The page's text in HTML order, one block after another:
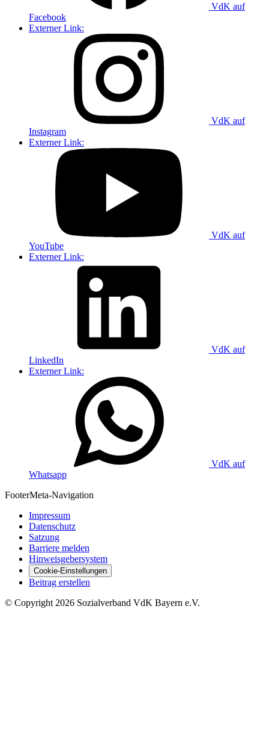
VdK auf
Facebook
Externer Link:
VdK auf
Instagram
Externer Link:
VdK auf
YouTube
Externer Link:
VdK auf
LinkedIn
Externer Link:
VdK auf
Whatsapp
FooterMeta-Navigation
Impressum
Datenschutz
Satzung
Barriere melden
Hinweisgebersystem
Cookie-Einstellungen
Beitrag erstellen
© Copyright 2026 Sozialverband VdK Bayern e.V.